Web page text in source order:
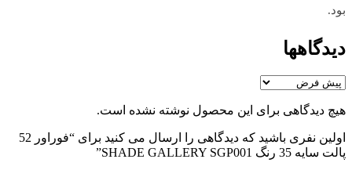
بود.
دیدگاهها
هیچ دیدگاهی برای این محصول نوشته نشده است.
اولین نفری باشید که دیدگاهی را ارسال می کنید برای “فوراور 52
پالت سایه 35 رنگ SHADE GALLERY SGP001”